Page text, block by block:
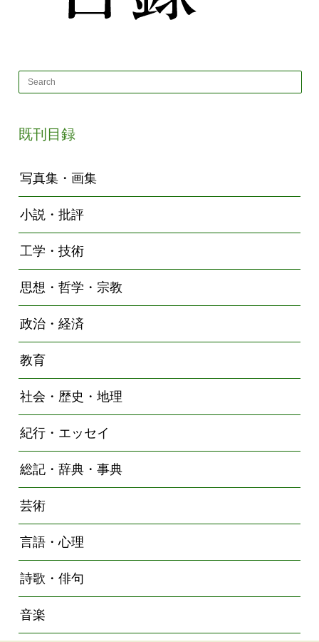
既刊目録
写真集・画集
小説・批評
工学・技術
思想・哲学・宗教
政治・経済
教育
社会・歴史・地理
紀行・エッセイ
総記・辞典・事典
芸術
言語・心理
詩歌・俳句
音楽